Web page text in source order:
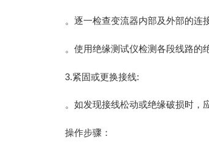
。逐一检查变流器内部及外部的连
。使用绝缘测试仪检测各段线路的
3.紧固或更换接线:
。如发现接线松动或绝缘破损时，
操作步骤：